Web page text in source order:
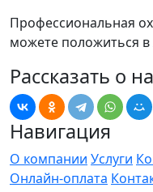
Профессиональная
можете положиться
Рассказать о
Навигация
О компании Услуги
Онлайн-оплата